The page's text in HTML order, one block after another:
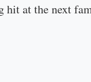
at the next